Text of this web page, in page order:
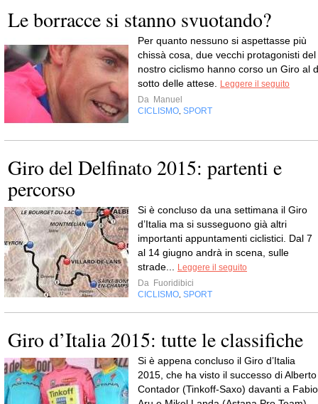
Le borracce si stanno svuotando?
Per quanto nessuno si aspettasse più
chissà cosa, due vecchi protagonisti del
nostro ciclismo hanno corso un Giro al
sotto delle attese.
Leggere il seguito
Da Manuel
CICLISMO SPORT
Giro del Delfinato 2015: partenti e
percorso
Si è concluso da una settimana il Giro
d’Italia ma si susseguono già altri
importanti appuntamenti ciclistici. Dal 7
al 14 giugno andrà in scena, sulle
strade...
Leggere il seguito
Da Fuoridibici
CICLISMO SPORT
Giro d’Italia 2015: tutte le classifiche
Si è appena concluso il Giro d’Italia
2015, che ha visto il successo di Alberto
Contador (Tinkoff-Saxo) davanti a Fabio